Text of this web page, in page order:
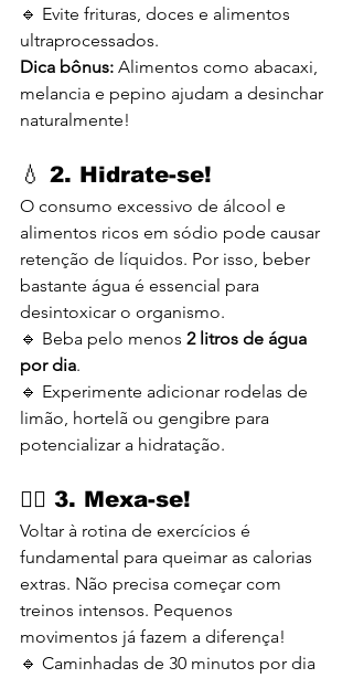
🔹 Evite frituras, doces e alimentos
ultraprocessados.
Dica bônus: Alimentos como abacaxi,
melancia e pepino ajudam a desinchar
naturalmente!
💧 2. Hidrate-se!
O consumo excessivo de álcool e
alimentos ricos em sódio pode causar
retenção de líquidos. Por isso, beber
bastante água é essencial para
desintoxicar o organismo.
🔹 Beba pelo menos 2 litros de água
por dia.
🔹 Experimente adicionar rodelas de
limão, hortelã ou gengibre para
potencializar a hidratação.
🚶‍♀️ 3. Mexa-se!
Voltar à rotina de exercícios é
fundamental para queimar as calorias
extras. Não precisa começar com
treinos intensos. Pequenos
movimentos já fazem a diferença!
🔹 Caminhadas de 30 minutos por dia